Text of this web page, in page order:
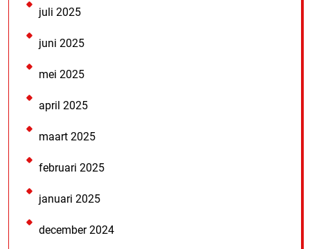
juli 2025
juni 2025
mei 2025
april 2025
maart 2025
februari 2025
januari 2025
december 2024